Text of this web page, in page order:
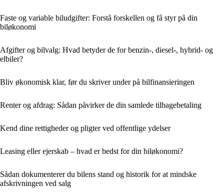
Faste og variable biludgifter: Forstå forskellen og få styr på din
biløkonomi
Afgifter og bilvalg: Hvad betyder de for benzin-, diesel-, hybrid- og
elbiler?
Bliv økonomisk klar, før du skriver under på bilfinansieringen
Renter og afdrag: Sådan påvirker de din samlede tilbagebetaling
Kend dine rettigheder og pligter ved offentlige ydelser
Leasing eller ejerskab – hvad er bedst for din biløkonomi?
Sådan dokumenterer du bilens stand og historik for at mindske
afskrivningen ved salg